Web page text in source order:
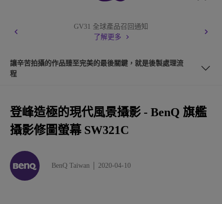
GV31 全球產品召回通知
了解更多
讓辛苦拍攝的作品臻至完美的最後關鍵，就是後製處理流
程
周全的計劃加上燃燒生命，進行每一天在海外的拍攝
登峰造極的現代風景攝影 - BenQ 旗艦
攝影修圖螢幕 SW321C
BenQ Taiwan 2020-04-10